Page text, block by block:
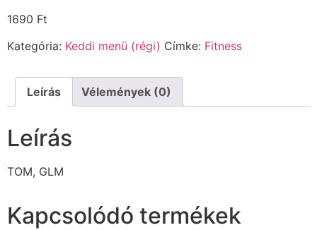
1690 Ft
Kategória: Keddi menü (régi) Címke: Fitness
Leírás Vélemények (0)
Leírás
TOM, GLM
Kapcsolódó termékek